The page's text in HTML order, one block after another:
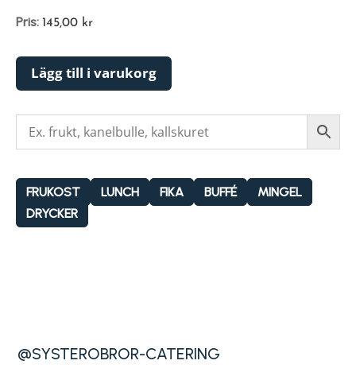
Pris: 145,00 kr
Lägg till i varukorg
FRUKOST LUNCH FIKA BUFFÉ
MINGEL
DRYCKER
@SYSTEROBROR-CATERING